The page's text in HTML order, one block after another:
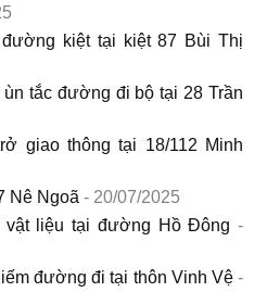
kiệt tại kiệt 87 Bùi Thị
tắc đường đi bộ tại 28 Trần
giao thông tại 18/112 Minh
Nê Ngoã - 20/07/2025
vật liệu tại đường Hồ Đông -
đường đi tại thôn Vinh Vệ-